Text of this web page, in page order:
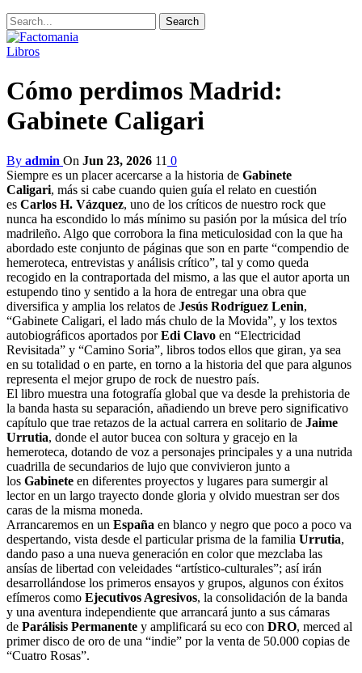
Libros
Cómo perdimos Madrid:
Gabinete Caligari
By admin On Jun 23, 2026 11 0
Siempre es un placer acercarse a la historia de Gabinete
Caligari, más si cabe cuando quien guía el relato en cuestión
es Carlos H. Vázquez, uno de los críticos de nuestro rock que
nunca ha escondido lo más mínimo su pasión por la música del trío
madrileño. Algo que corrobora la fina meticulosidad con la que ha
abordado este conjunto de páginas que son en parte “compendio de
hemeroteca, entrevistas y análisis crítico”, tal y como queda
recogido en la contraportada del mismo, a las que el autor aporta un
estupendo tino y sentido a la hora de entregar una obra que
diversifica y amplia los relatos de Jesús Rodríguez Lenin,
“Gabinete Caligari, el lado más chulo de la Movida”, y los textos
autobiográficos aportados porEdi Clavo en “Electricidad
Revisitada” y “Camino Soria”, libros todos ellos que giran, ya sea
en su totalidad o en parte, en torno a la historia del que para algunos
representa el mejor grupo de rock de nuestro país.
El libro muestra una fotografía global que va desde la prehistoria de
la banda hasta su separación, añadiendo un breve pero significativo
capítulo que trae retazos de la actual carrera en solitario de Jaime
Urrutia, donde el autor bucea con soltura y gracejo en la
hemeroteca, dotando de voz a personajes principales y a una nutrida
cuadrilla de secundarios de lujo que convivieron junto a
los Gabinete en diferentes proyectos y lugares para sumergir al
lector en un largo trayecto donde gloria y olvido muestran ser dos
caras de la misma moneda.
Arrancaremos en un España en blanco y negro que poco a poco va
despertando, vista desde el particular prisma de la familia Urrutia,
dando paso a una nueva generación en color que mezclaba las
ansías de libertad con veleidades “artístico-culturales”; así irán
desarrollándose los primeros ensayos y grupos, algunos con éxitos
efímeros como Ejecutivos Agresivos, la consolidación de la banda
y una aventura independiente que arrancará junto a sus cámaras
de Parálisis Permanente y amplificará su eco con DRO, merced al
primer disco de oro de una “indie” por la venta de 50.000 copias de
“Cuatro Rosas”.